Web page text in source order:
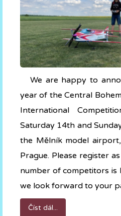
We are happy to
year of the Central
International
Saturday 14th and
the Mělník model
Prague. Please register
number of competitors is
we look forward to your
Číst dál...